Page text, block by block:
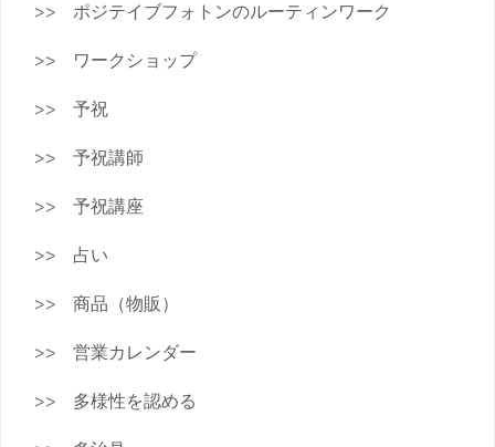
ポジテイブフォトンのルーティンワーク
ワークショップ
予祝
予祝講師
予祝講座
占い
商品（物販）
営業カレンダー
多様性を認める